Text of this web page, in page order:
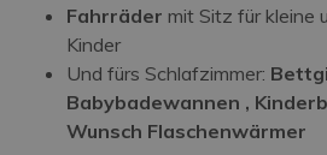
Fahrräder mit Sitz für kleine
Kinder
Und fürs Schlafzimmer:
Babybadewannen ,
Wunsch Flaschenwärmer